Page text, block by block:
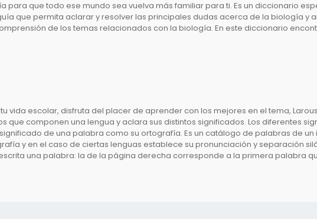
que todo ese mundo sea vuelva más familiar para ti. Es un diccionario
que permita aclarar y resolver las principales dudas acerca de la biología
de los temas relacionados con la biología. En este diccionario
vida escolar, disfruta del placer de aprender con los mejores en el tema,
componen una lengua y aclara sus distintos significados. Los diferentes
de una palabra como su ortografía. Es un catálogo de palabras de
y en el caso de ciertas lenguas establece su pronunciación y separación
una palabra: la de la página derecha corresponde a la primera palabra